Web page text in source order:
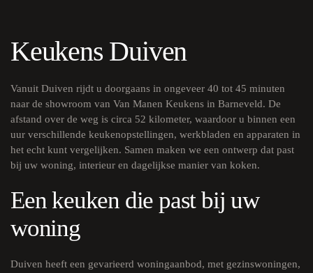
Keukens Duiven
Vanuit Duiven rijdt u doorgaans in ongeveer 40 tot 45 minuten
naar de showroom van Van Manen Keukens in Barneveld. De
afstand over de weg is circa 52 kilometer, waardoor u binnen een
uur verschillende keukenopstellingen, werkbladen en apparaten in
het echt kunt vergelijken. Samen maken we een ontwerp dat past
bij uw woning, interieur en dagelijkse manier van koken.
Een keuken die past bij uw
woning
Duiven heeft een gevarieerd woningaanbod, met gezinswoningen,